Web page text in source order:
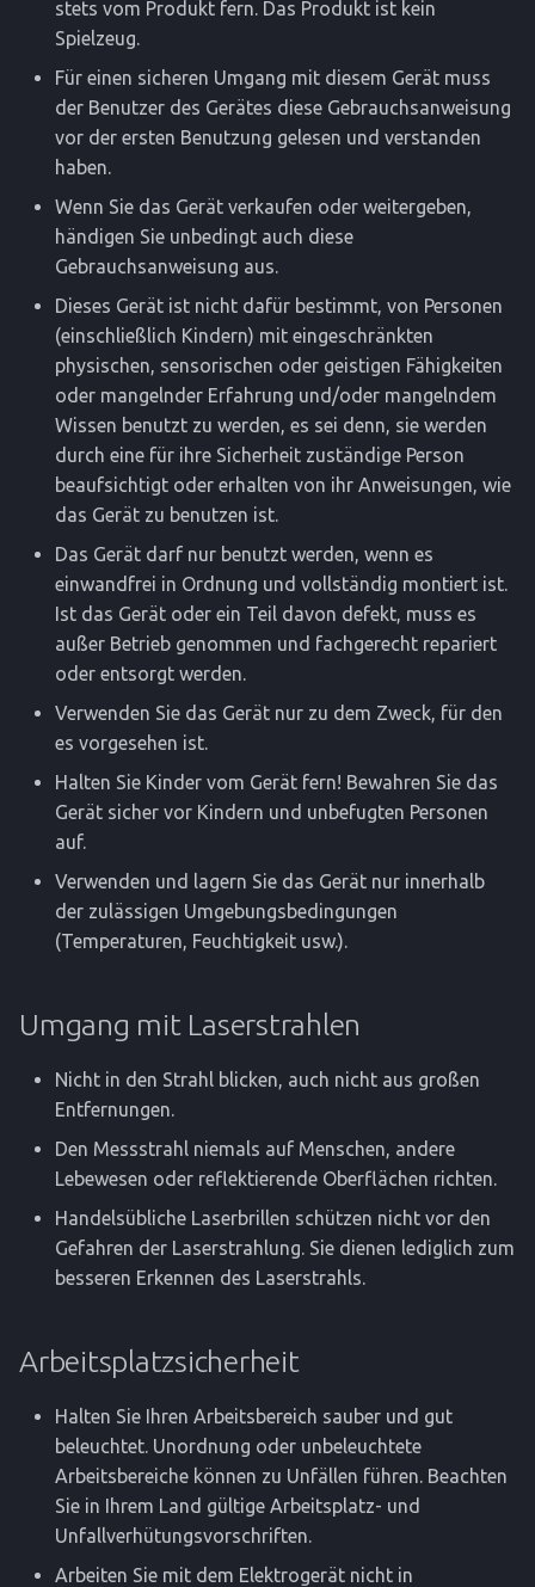
stets vom Produkt fern. Das Produkt ist kein
Spielzeug.
Für einen sicheren Umgang mit diesem Gerät muss
der Benutzer des Gerätes diese Gebrauchsanweisung
vor der ersten Benutzung gelesen und verstanden
haben.
Wenn Sie das Gerät verkaufen oder weitergeben,
händigen Sie unbedingt auch diese
Gebrauchsanweisung aus.
Dieses Gerät ist nicht dafür bestimmt, von Personen
(einschließlich Kindern) mit eingeschränkten
physischen, sensorischen oder geistigen Fähigkeiten
oder mangelnder Erfahrung und/oder mangelndem
Wissen benutzt zu werden, es sei denn, sie werden
durch eine für ihre Sicherheit zuständige Person
beaufsichtigt oder erhalten von ihr Anweisungen, wie
das Gerät zu benutzen ist.
Das Gerät darf nur benutzt werden, wenn es
einwandfrei in Ordnung und vollständig montiert ist.
Ist das Gerät oder ein Teil davon defekt, muss es
außer Betrieb genommen und fachgerecht repariert
oder entsorgt werden.
Verwenden Sie das Gerät nur zu dem Zweck, für den
es vorgesehen ist.
Halten Sie Kinder vom Gerät fern! Bewahren Sie das
Gerät sicher vor Kindern und unbefugten Personen
auf.
Verwenden und lagern Sie das Gerät nur innerhalb
der zulässigen Umgebungsbedingungen
(Temperaturen, Feuchtigkeit usw.).
Umgang mit Laserstrahlen
Nicht in den Strahl blicken, auch nicht aus großen
Entfernungen.
Den Messstrahl niemals auf Menschen, andere
Lebewesen oder reflektierende Oberflächen richten.
Handelsübliche Laserbrillen schützen nicht vor den
Gefahren der Laserstrahlung. Sie dienen lediglich zum
besseren Erkennen des Laserstrahls.
Arbeitsplatzsicherheit
Halten Sie Ihren Arbeitsbereich sauber und gut
beleuchtet. Unordnung oder unbeleuchtete
Arbeitsbereiche können zu Unfällen führen. Beachten
Sie in Ihrem Land gültige Arbeitsplatz- und
Unfallverhütungsvorschriften.
Arbeiten Sie mit dem Elektrogerät nicht in